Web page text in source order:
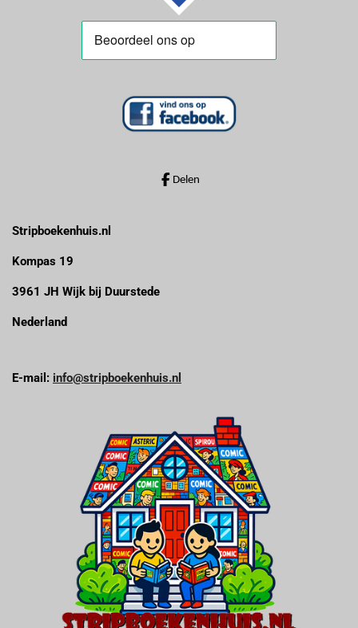
Delen
Stripboekenhuis.nl
Kompas 19
3961 JH Wijk bij Duurstede
Nederland
E-mail: info@stripboekenhuis.nl